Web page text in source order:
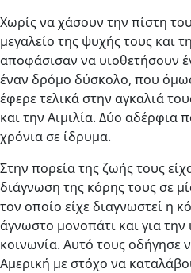
Χωρίς να χάσουν την πίστη
μεγαλείο της ψυχής τους και
αποφάσισαν να υιοθετήσουν
έναν δρόμο δύσκολο, που
έφερε τελικά στην αγκαλιά
και την Αιμιλία. Δύο αδέρφια
χρόνια σε ίδρυμα.
Στην πορεία της ζωής τους
διάγνωση της κόρης τους σε
τον οποίο είχε διαγνωστεί η
άγνωστο μονοπάτι και για την
κοινωνία. Αυτό τους οδήγησε
Αμερική με στόχο να